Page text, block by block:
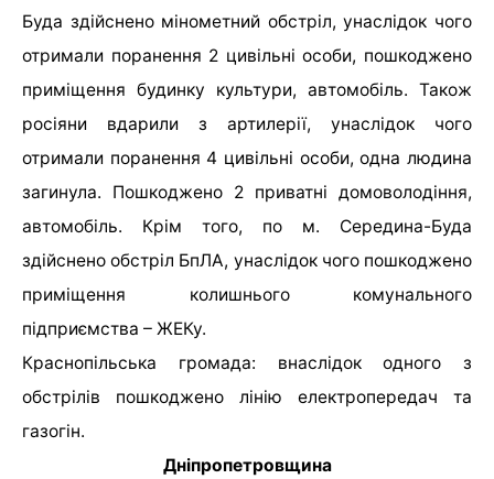
Буда здійснено мінометний обстріл, унаслідок чого
отримали поранення 2 цивільні особи, пошкоджено
приміщення будинку культури, автомобіль. Також
росіяни вдарили з артилерії, унаслідок чого
отримали поранення 4 цивільні особи, одна людина
загинула. Пошкоджено 2 приватні домоволодіння,
автомобіль. Крім того, по м. Середина-Буда
здійснено обстріл БпЛА, унаслідок чого пошкоджено
приміщення колишнього комунального
підприємства – ЖЕКу.
Краснопільська громада: внаслідок одного з
обстрілів пошкоджено лінію електропередач та
газогін.
Дніпропетровщина